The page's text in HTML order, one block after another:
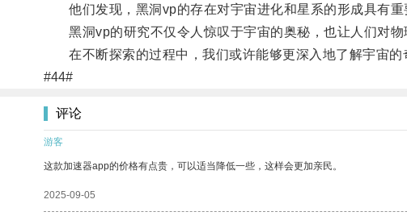
他们发现，黑洞vp的存在对宇宙进化和星系的形成具有重
黑洞vp的研究不仅令人惊叹于宇宙的奥秘，也让人们对物
在不断探索的过程中，我们或许能够更深入地了解宇宙的
#44#
评论
游客
这款加速器app的价格有点贵，可以适当降低一些，这样会更加亲民。
2025-09-05